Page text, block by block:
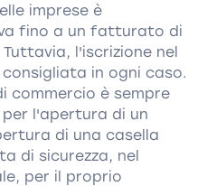
imprese è
fino a un fatturato di
l'iscrizione nel
in ogni caso.
commercio è sempre
l'apertura di un
di una casella
di sicurezza, nel
per il proprio